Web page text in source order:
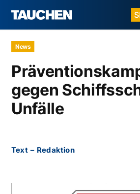
News
gegen
Unfälle
Text – Redaktion